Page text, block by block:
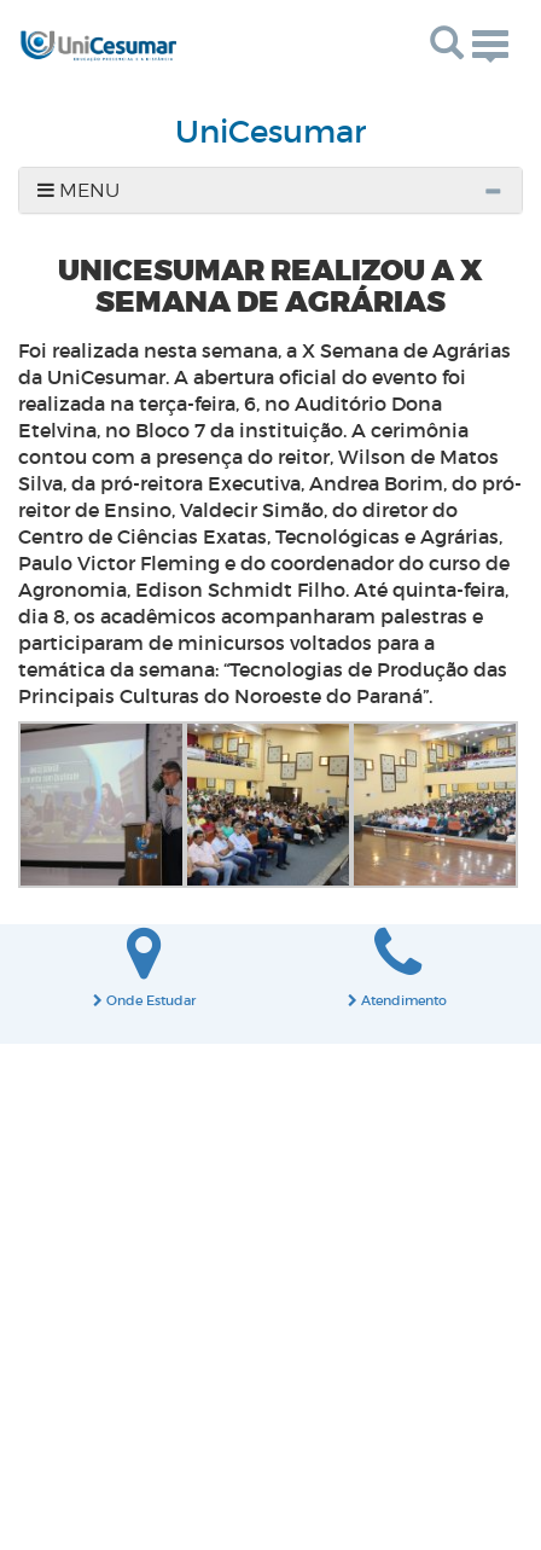
UniCesumar
MENU
UNICESUMAR REALIZOU A X
SEMANA DE AGRÁRIAS
Foi realizada nesta semana, a X Semana de Agrárias
da UniCesumar. A abertura oficial do evento foi
realizada na terça-feira, 6, no Auditório Dona
Etelvina, no Bloco 7 da instituição. A cerimônia
contou com a presença do reitor, Wilson de Matos
Silva, da pró-reitora Executiva, Andrea Borim, do pró-
reitor de Ensino, Valdecir Simão, do diretor do
Centro de Ciências Exatas, Tecnológicas e Agrárias,
Paulo Victor Fleming e do coordenador do curso de
Agronomia, Edison Schmidt Filho. Até quinta-feira,
dia 8, os acadêmicos acompanharam palestras e
participaram de minicursos voltados para a
temática da semana: “Tecnologias de Produção das
Principais Culturas do Noroeste do Paraná”.
Onde Estudar Atendimento